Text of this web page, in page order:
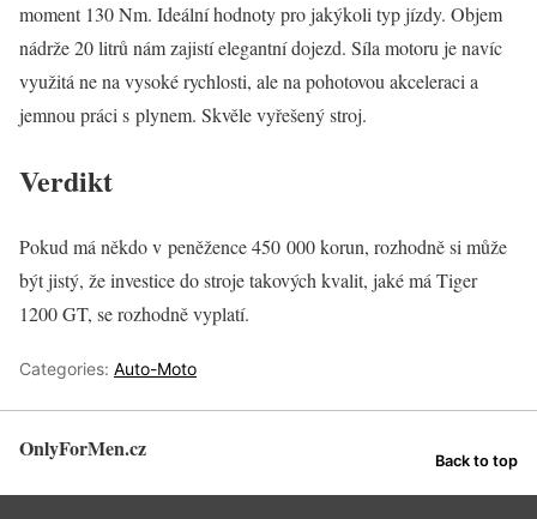
moment 130 Nm. Ideální hodnoty pro jakýkoli typ jízdy. Objem
nádrže 20 litrů nám zajistí elegantní dojezd. Síla motoru je navíc
využitá ne na vysoké rychlosti, ale na pohotovou akceleraci a
jemnou práci s plynem. Skvěle vyřešený stroj.
Verdikt
Pokud má někdo v peněžence 450 000 korun, rozhodně si může
být jistý, že investice do stroje takových kvalit, jaké má Tiger
1200 GT, se rozhodně vyplatí.
Categories: Auto-Moto
OnlyForMen.cz Back to top